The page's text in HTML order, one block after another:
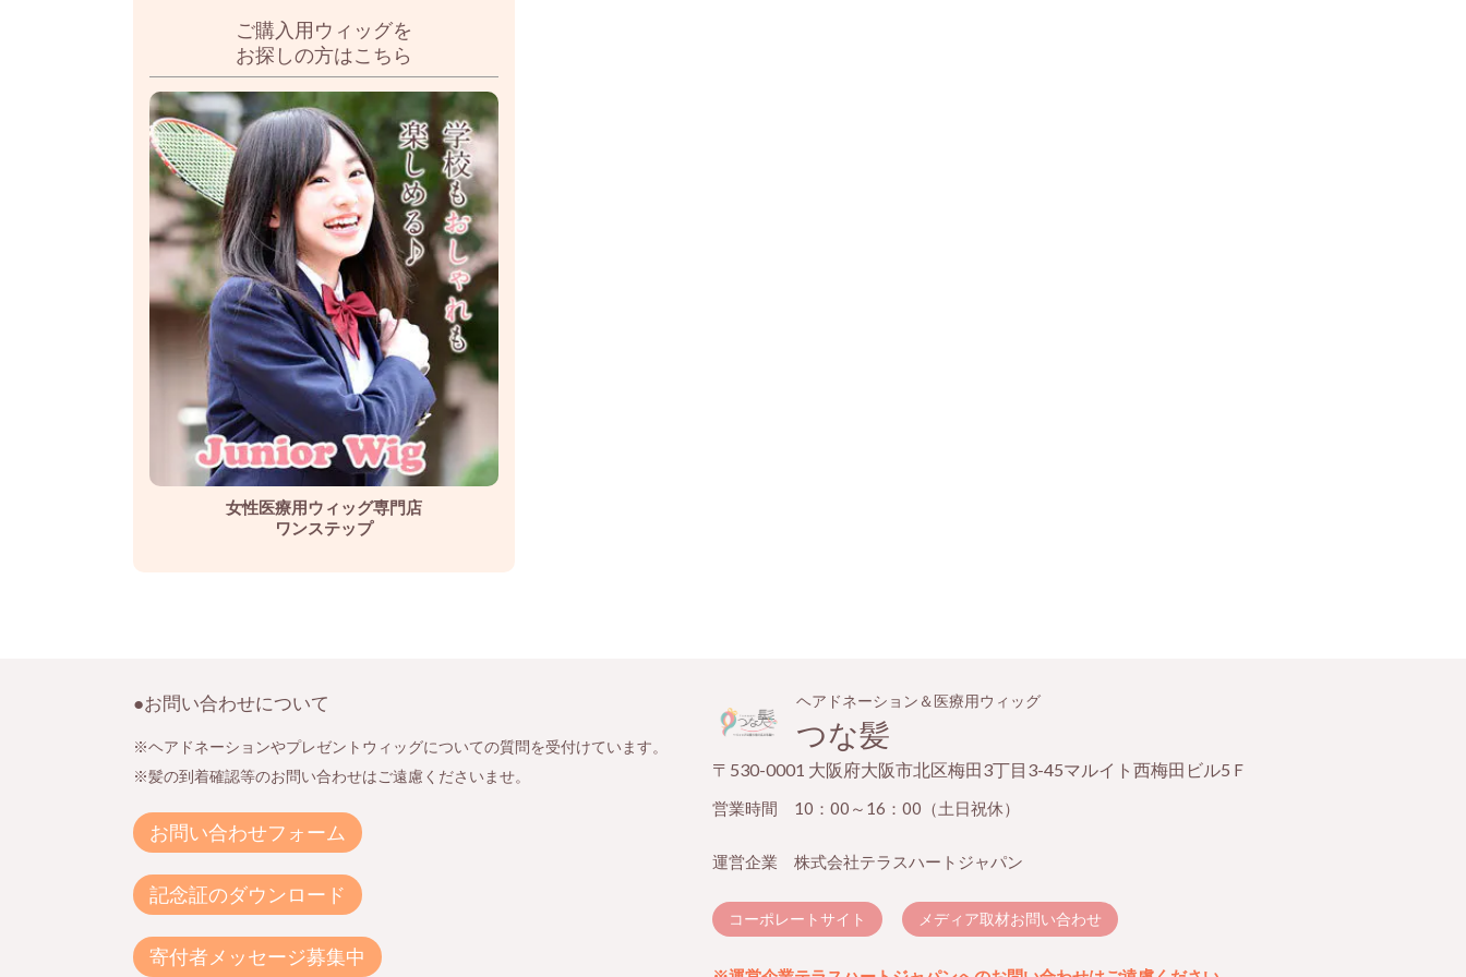
ご購入用ウィッグを
お探しの方はこちら
女性医療用ウィッグ専門店
ワンステップ
●お問い合わせについて
※ヘアドネーションやプレゼントウィッグについての質問を受付けています。
※髪の到着確認等のお問い合わせはご遠慮くださいませ。
お問い合わせフォーム
記念証のダウンロード
寄付者メッセージ募集中
ヘアドネーション＆医療用ウィッグ
つな髪
〒530-0001 大阪府大阪市北区梅田3丁目3-45マルイト西梅田ビル5Ｆ
営業時間 10：00～16：00（土日祝休）
運営企業 株式会社テラスハートジャパン
コーポレートサイト メディア取材お問い合わせ